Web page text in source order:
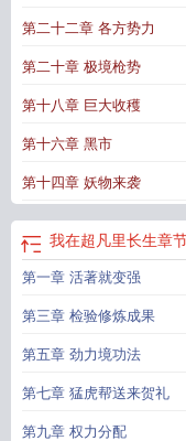
第二十二章 各方势力
第二十章 极境枪势
第十八章 巨大收穫
第十六章 黑市
第十四章 妖物来袭
我在超凡里长生章
第一章 活著就变强
第三章 检验修炼成果
第五章 劲力境功法
第七章 猛虎帮送来贺礼
第九章 权力分配